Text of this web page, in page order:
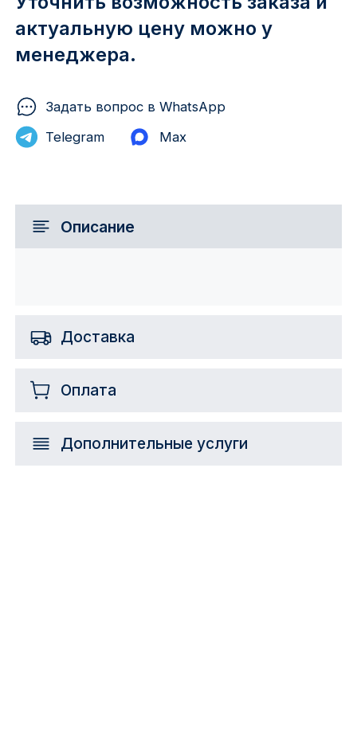
актуальную цену можно у
менеджера.
Задать вопрос в WhatsApp
Telegram
Max
Описание
Доставка
Оплата
Дополнительные услуги